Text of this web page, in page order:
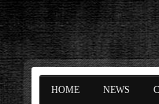
HOME NEWS